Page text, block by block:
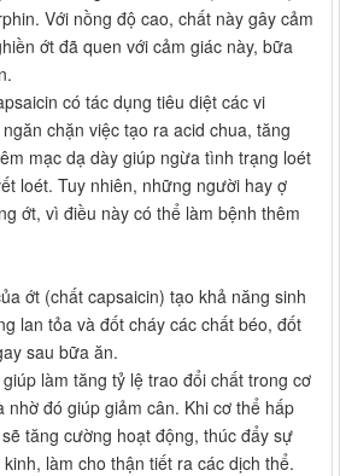
Với nồng độ cao, chất này gây cảm
ớt đã quen với cảm giác này, bữa
có tác dụng tiêu diệt các vi
chặn việc tạo ra acid chua, tăng
mạc dạ dày giúp ngừa tình trạng loét
loét. Tuy nhiên, những người hay ợ
ớt, vì điều này có thể làm bệnh thêm
ớt (chất capsaicin) tạo khả năng sinh
lan tỏa và đốt cháy các chất béo, đốt
sau bữa ăn.
làm tăng tỷ lệ trao đổi chất trong cơ
nhờ đó giúp giảm cân. Khi cơ thể hấp
tăng cường hoạt động, thúc đẩy sự
làm cho thận tiết ra các dịch thể.